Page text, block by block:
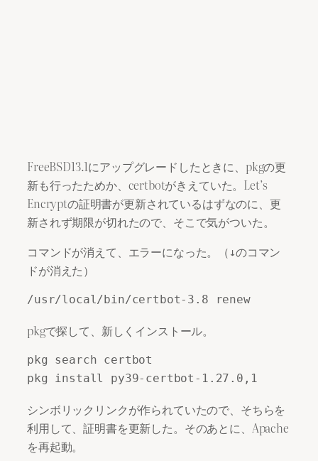
FreeBSD13.1にアップグレードしたときに、pkgの更
新も行ったためか、certbotがきえていた。Let’s
Encryptの証明書が更新されているはずなのに、更
新されず期限が切れたので、そこで気がついた。
コマンドが消えて、エラーになった。（↓のコマン
ドが消えた）
/usr/local/bin/certbot-3.8 renew
pkgで探して、新しくインストール。
pkg search certbot
pkg install py39-certbot-1.27.0,1
シンボリックリンクが作られていたので、そちらを
利用して、証明書を更新した。そのあとに、Apache
を再起動。